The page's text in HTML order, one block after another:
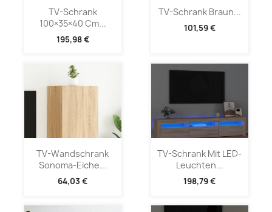
TV-Schrank
100×35×40 Cm...
195,98 €
TV-Schrank Braun...
101,59 €
TV-Wandschrank
Sonoma-Eiche...
64,03 €
TV-Schrank Mit LED-
Leuchten...
198,79 €